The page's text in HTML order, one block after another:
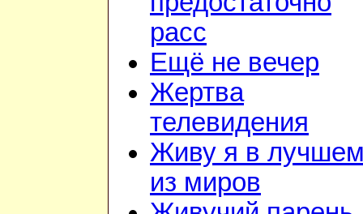
расс
Ещё не вечер
Жертва
телевидения
Живу я в
из миров